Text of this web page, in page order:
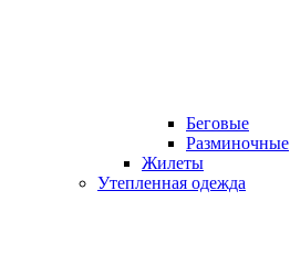
Беговые
Разминочные
Жилеты
Утепленная одежда